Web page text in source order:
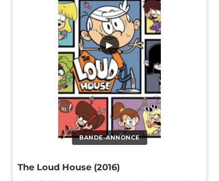
BANDE-ANNONCE
▶
The Loud House (2016)